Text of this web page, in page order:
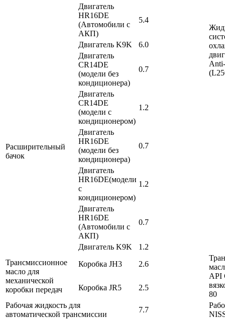
Двигатель
HR16DE
(Автомобили с
АКП)
5.4
Двигатель K9K 6.0
Расширительный
бачок
Двигатель
CR14DE
(модели без
кондиционера)
0.7
Двигатель
CR14DE
(модели с
кондиционером)
1.2
Двигатель
HR16DE
(модели без
кондиционера)
0.7
Двигатель
HR16DE(модели
с
кондиционером)
1.2
Двигатель
HR16DE
(Автомобили с
АКП)
0.7
Двигатель K9K
1.2
Трансмиссионное
масло для
механической
коробки передач
Коробка JH3 2.6
API
80
Коробка JR5 2.5
Рабочая жидкость для
автоматической трансмиссии
7.7